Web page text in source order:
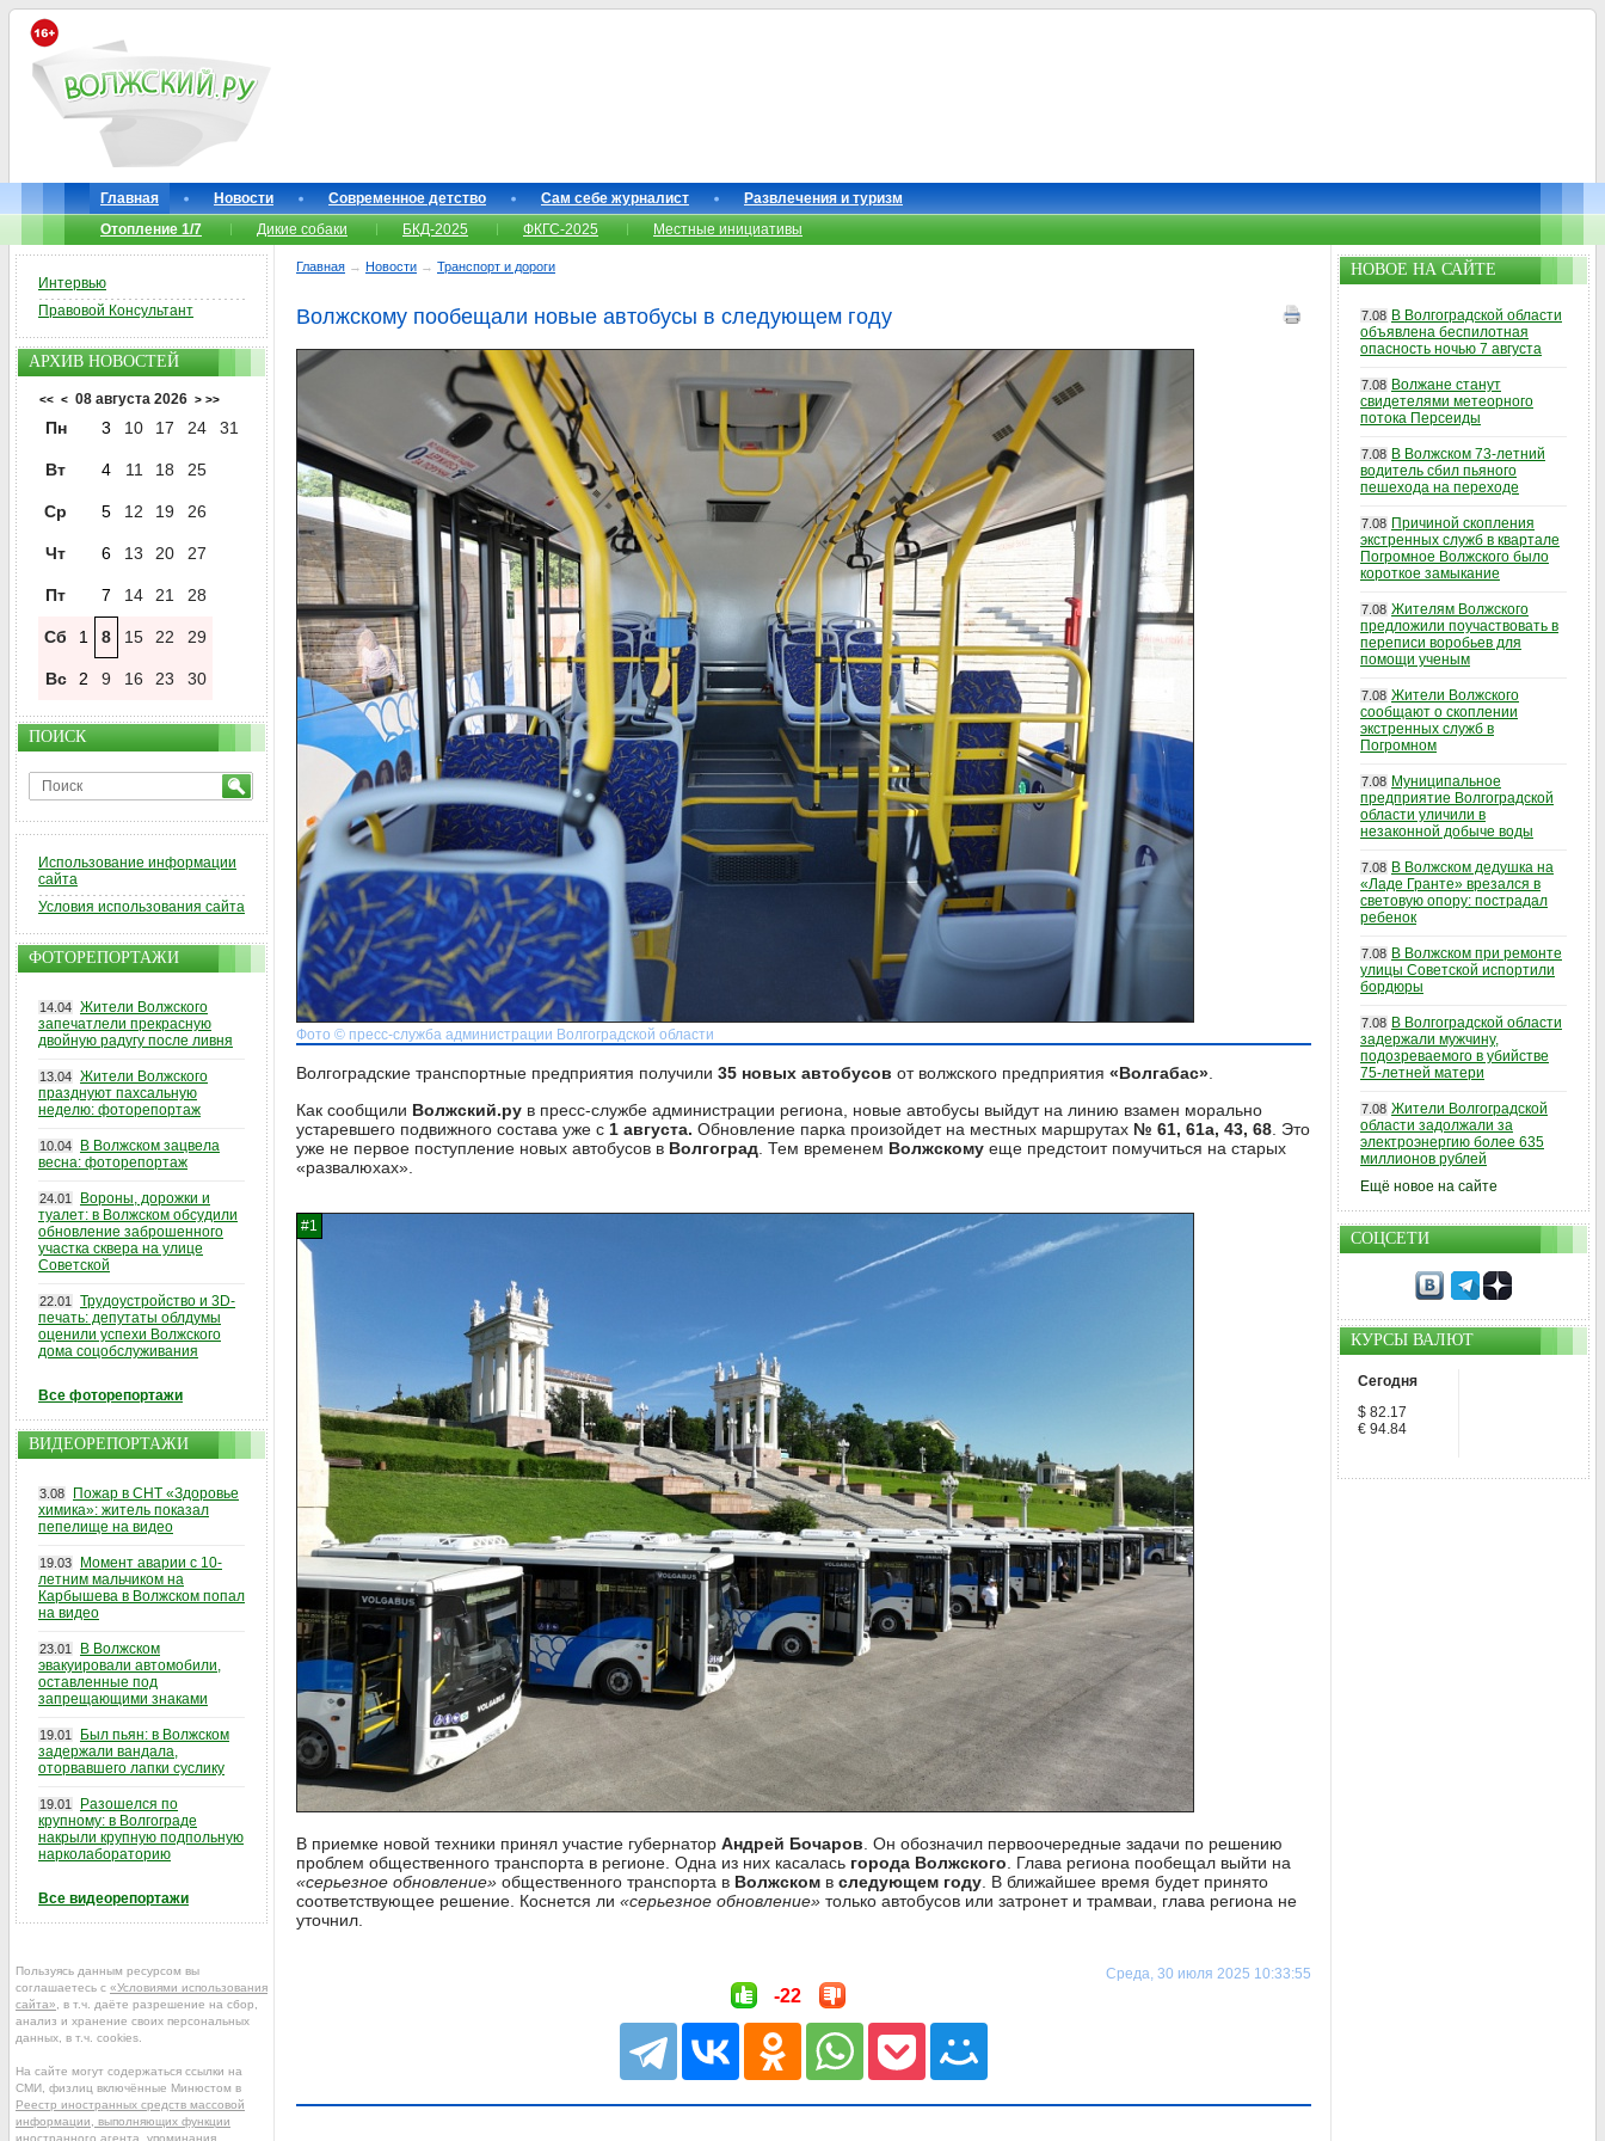
Главная Новости Современное детство Сам себе журналист
Развлечения и туризм
Отопление 1/7
Дикие собаки БКД-2025 ФКГС-2025 Местные инициативы
Главная → Новости → Транспорт и дороги
Волжскому пообещали новые автобусы в следующем году
Фото © пресс-служба администрации Волгоградской области
Волгоградские транспортные предприятия получили 35 новых автобусов от волжского предприятия «Волгабас»
Как сообщили Волжский.ру в пресс-службе администрации региона, новые автобусы выйдут на линию взамен морально
устаревшего подвижного состава уже с 1 августа. Обновление парка произойдет на местных маршрутах № 61, 61а, 43, 68 . Это
уже не первое поступление новых автобусов в Волгоград . Тем временем Волжскому еще предстоит помучиться на старых
«развалюхах».
В приемке новой техники принял участие губернатор Андрей Бочаров . Он обозначил первоочередные задачи по решению
проблем общественного транспорта в регионе. Одна из них касалась города Волжского . Глава региона пообещал выйти на
«серьезное обновление» общественного транспорта в Волжском в следующем году . В ближайшее время будет принято
соответствующее решение. Коснется ли «серьезное обновление» только автобусов или затронет и трамваи, глава региона не
уточнил.
Среда, 30 июля 2025 10:33:55
-22
Интервью
Правовой Консультант
АРХИВ НОВОСТЕЙ
<< < 08 августа 2026 > >>
Пн 3 10 17 24 31
Вт 4 11 18 25
Ср 5 12 19 26
Чт 6 13 20 27
Пт 7 14 21 28
Сб 1 8 15 22 29
Вс 2 9 16 23 30
ПОИСК
Использование информации
сайта
Условия использования сайта
ФОТОРЕПОРТАЖИ
14.04 Жители Волжского
запечатлели прекрасную
двойную радугу после ливня
13.04 Жители Волжского
празднуют пахсальную
неделю: фоторепортаж
10.04
В Волжском зацвела
весна: фоторепортаж
24.01
Вороны, дорожки и
туалет: в Волжском обсудили
обновление заброшенного
участка сквера на улице
Советской
22.01
Трудоустройство и 3D-
печать: депутаты облдумы
оценили успехи Волжского
дома соцобслуживания
Все фоторепортажи
ВИДЕОРЕПОРТАЖИ
3.08
Пожар в СНТ «Здоровье
химика»: житель показал
пепелище на видео
19.03
Момент аварии с 10-
летним мальчиком на
Карбышева в Волжском попал
на видео
23.01
В Волжском
эвакуировали автомобили,
оставленные под
запрещающими знаками
19.01
Был пьян: в Волжском
задержали вандала,
оторвавшего лапки суслику
19.01
Разошелся по
крупному: в Волгограде
накрыли крупную подпольную
нарколабораторию
Все видеорепортажи
Пользуясь данным ресурсом вы
соглашаетесь с «Условиями использования
сайта» , в т.ч. даёте разрешение на сбор,
анализ и хранение своих персональных
данных, в т.ч. cookies.
На сайте могут содержаться ссылки на
СМИ, физлиц включённые Минюстом в
Реестр иностранных средств массовой
информации, выполняющих функции
иностранного агента , упоминания
НОВОЕ НА САЙТЕ
7.08 В Волгоградской области
объявлена беспилотная
опасность ночью 7 августа
7.08 Волжане станут
свидетелями метеорного
потока Персеиды
7.08 В Волжском 73-летний
водитель сбил пьяного
пешехода на переходе
7.08 Причиной скопления
экстренных служб в квартале
Погромное Волжского было
короткое замыкание
7.08 Жителям Волжского
предложили поучаствовать в
переписи воробьев для
помощи ученым
7.08 Жители Волжского
сообщают о скоплении
экстренных служб в
Погромном
7.08 Муниципальное
предприятие Волгоградской
области уличили в
незаконной добыче воды
7.08 В Волжском дедушка на
«Ладе Гранте» врезался в
световую опору: пострадал
ребенок
7.08 В Волжском при ремонте
улицы Советской испортили
бордюры
7.08 В Волгоградской области
задержали мужчину,
подозреваемого в убийстве
75-летней матери
7.08 Жители Волгоградской
области задолжали за
электроэнергию более 635
миллионов рублей
Ещё новое на сайте
СОЦСЕТИ
КУРСЫ ВАЛЮТ
Сегодня
$ 82.17
€ 94.84